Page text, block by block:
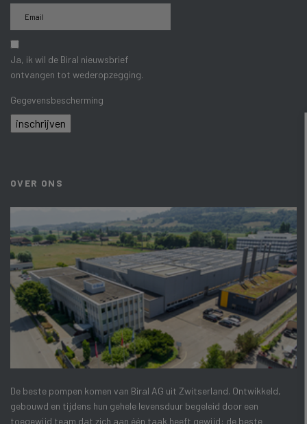
Ja, ik wil de Biral nieuwsbrief
ontvangen tot wederopzegging.
Gegevensbescherming
inschrijven
OVER ONS
De beste pompen komen van Biral AG uit Zwitserland. Ontwikkeld,
gebouwd en tijdens hun gehele levensduur begeleid door een
toegewijd team dat zich aan één taak heeft gewijd: de beste